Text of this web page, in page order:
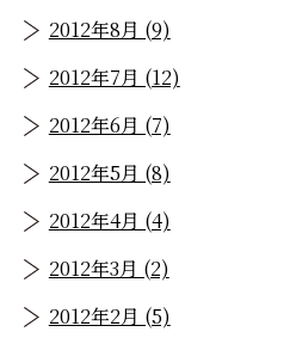
2012年8月 (9)
2012年7月 (12)
2012年6月 (7)
2012年5月 (8)
2012年4月 (4)
2012年3月 (2)
2012年2月 (5)